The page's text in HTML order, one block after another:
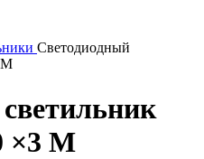
Светодиодный
×3 M